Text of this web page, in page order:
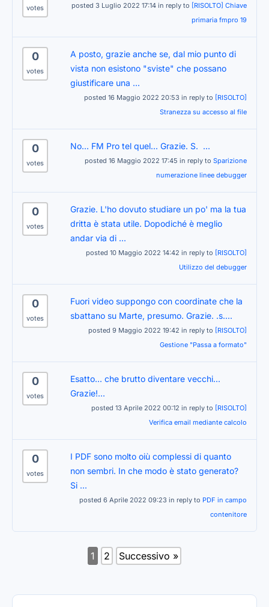
votes posted 3 Luglio 2022 17:14 in reply to [RISOLTO] Chiave
primaria fmpro 19
0
votes
A posto, grazie anche se, dal mio punto di
vista non esistono "sviste" che possano
giustificare una ...
posted 16 Maggio 2022 20:53 in reply to [RISOLTO]
Stranezza su accesso al file
0
votes
No... FM Pro tel quel... Grazie. S. ...
posted 16 Maggio 2022 17:45 in reply to Sparizione
numerazione linee debugger
0
votes
Grazie. L'ho dovuto studiare un po' ma la tua
dritta è stata utile. Dopodiché è meglio
andar via di ...
posted 10 Maggio 2022 14:42 in reply to [RISOLTO]
Utilizzo del debugger
0
votes
Fuori video suppongo con coordinate che la
sbattano su Marte, presumo. Grazie. .s....
posted 9 Maggio 2022 19:42 in reply to [RISOLTO]
Gestione "Passa a formato"
0
votes
Esatto... che brutto diventare vecchi...
Grazie!...
posted 13 Aprile 2022 00:12 in reply to [RISOLTO]
Verifica email mediante calcolo
0
votes
I PDF sono molto oiù complessi di quanto
non sembri. In che modo è stato generato?
Si ...
posted 6 Aprile 2022 09:23 in reply to PDF in campo
contenitore
1 2 Successivo »